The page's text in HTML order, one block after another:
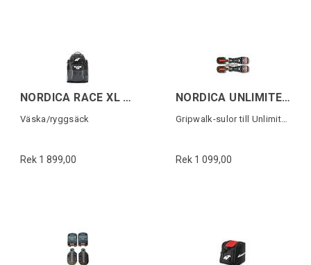
NORDICA RACE XL GEAR PACK DOMME Svart
Väska/ryggsäck
Rek 1 899,00
NORDICA UNLIMITED GW MICHELIN SOLES
Gripwalk-sulor till Unlimited (1 par)
Rek 1 099,00